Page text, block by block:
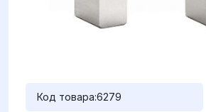
Код товара:6279